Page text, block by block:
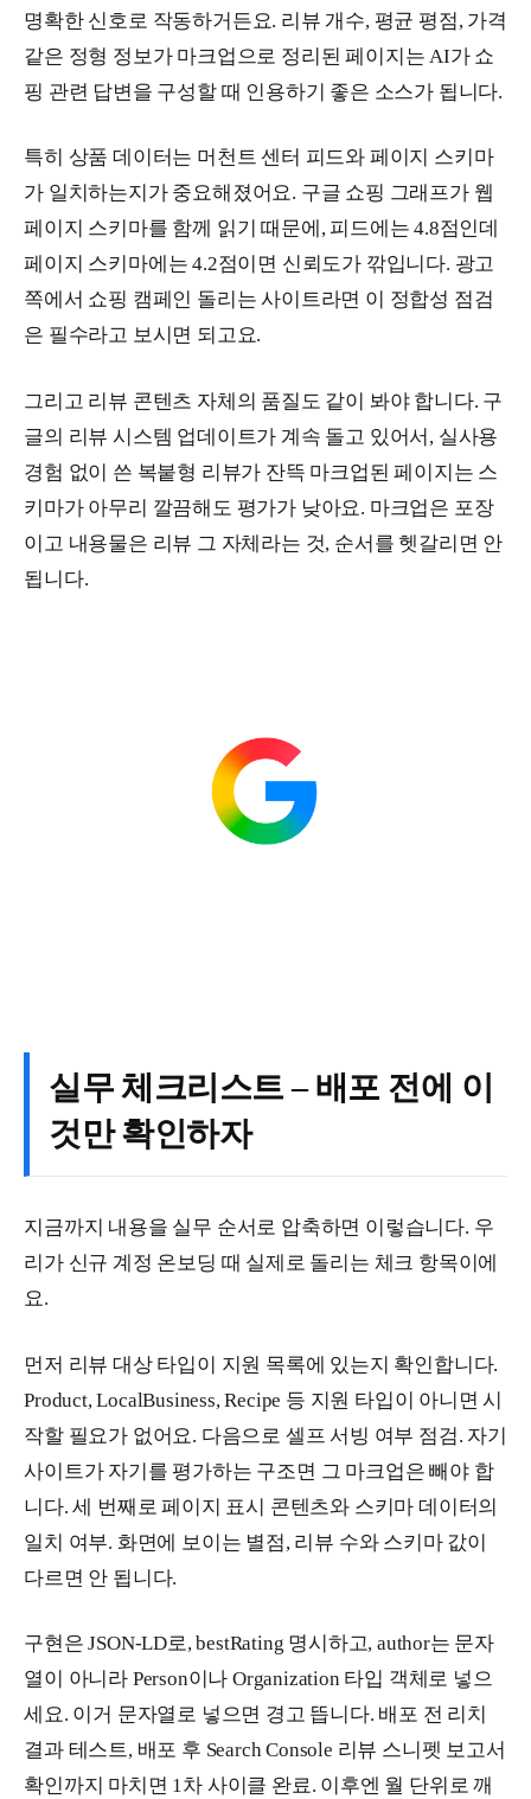
명확한 신호로 작동하거든요. 리뷰 개수, 평균 평점, 가격
같은 정형 정보가 마크업으로 정리된 페이지는 AI가 쇼
핑 관련 답변을 구성할 때 인용하기 좋은 소스가 됩니다.
특히 상품 데이터는 머천트 센터 피드와 페이지 스키마
가 일치하는지가 중요해졌어요. 구글 쇼핑 그래프가 웹
페이지 스키마를 함께 읽기 때문에, 피드에는 4.8점인데
페이지 스키마에는 4.2점이면 신뢰도가 깎입니다. 광고
쪽에서 쇼핑 캠페인 돌리는 사이트라면 이 정합성 점검
은 필수라고 보시면 되고요.
그리고 리뷰 콘텐츠 자체의 품질도 같이 봐야 합니다. 구
글의 리뷰 시스템 업데이트가 계속 돌고 있어서, 실사용
경험 없이 쓴 복붙형 리뷰가 잔뜩 마크업된 페이지는 스
키마가 아무리 깔끔해도 평가가 낮아요. 마크업은 포장
이고 내용물은 리뷰 그 자체라는 것, 순서를 헷갈리면 안
됩니다.
실무 체크리스트 – 배포 전에 이
것만 확인하자
지금까지 내용을 실무 순서로 압축하면 이렇습니다. 우
리가 신규 계정 온보딩 때 실제로 돌리는 체크 항목이에
요.
먼저 리뷰 대상 타입이 지원 목록에 있는지 확인합니다.
Product, LocalBusiness, Recipe 등 지원 타입이 아니면 시
작할 필요가 없어요. 다음으로 셀프 서빙 여부 점검. 자기
사이트가 자기를 평가하는 구조면 그 마크업은 빼야 합
니다. 세 번째로 페이지 표시 콘텐츠와 스키마 데이터의
일치 여부. 화면에 보이는 별점, 리뷰 수와 스키마 값이
다르면 안 됩니다.
구현은 JSON-LD로, bestRating 명시하고, author는 문자
열이 아니라 Person이나 Organization 타입 객체로 넣으
세요. 이거 문자열로 넣으면 경고 뜹니다. 배포 전 리치
결과 테스트, 배포 후 Search Console 리뷰 스니펫 보고서
확인까지 마치면 1차 사이클 완료. 이후엔 월 단위로 깨